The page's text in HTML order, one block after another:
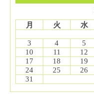
月
火 水
3
4 5
10
11 12
17
18 19
24
25 26
31